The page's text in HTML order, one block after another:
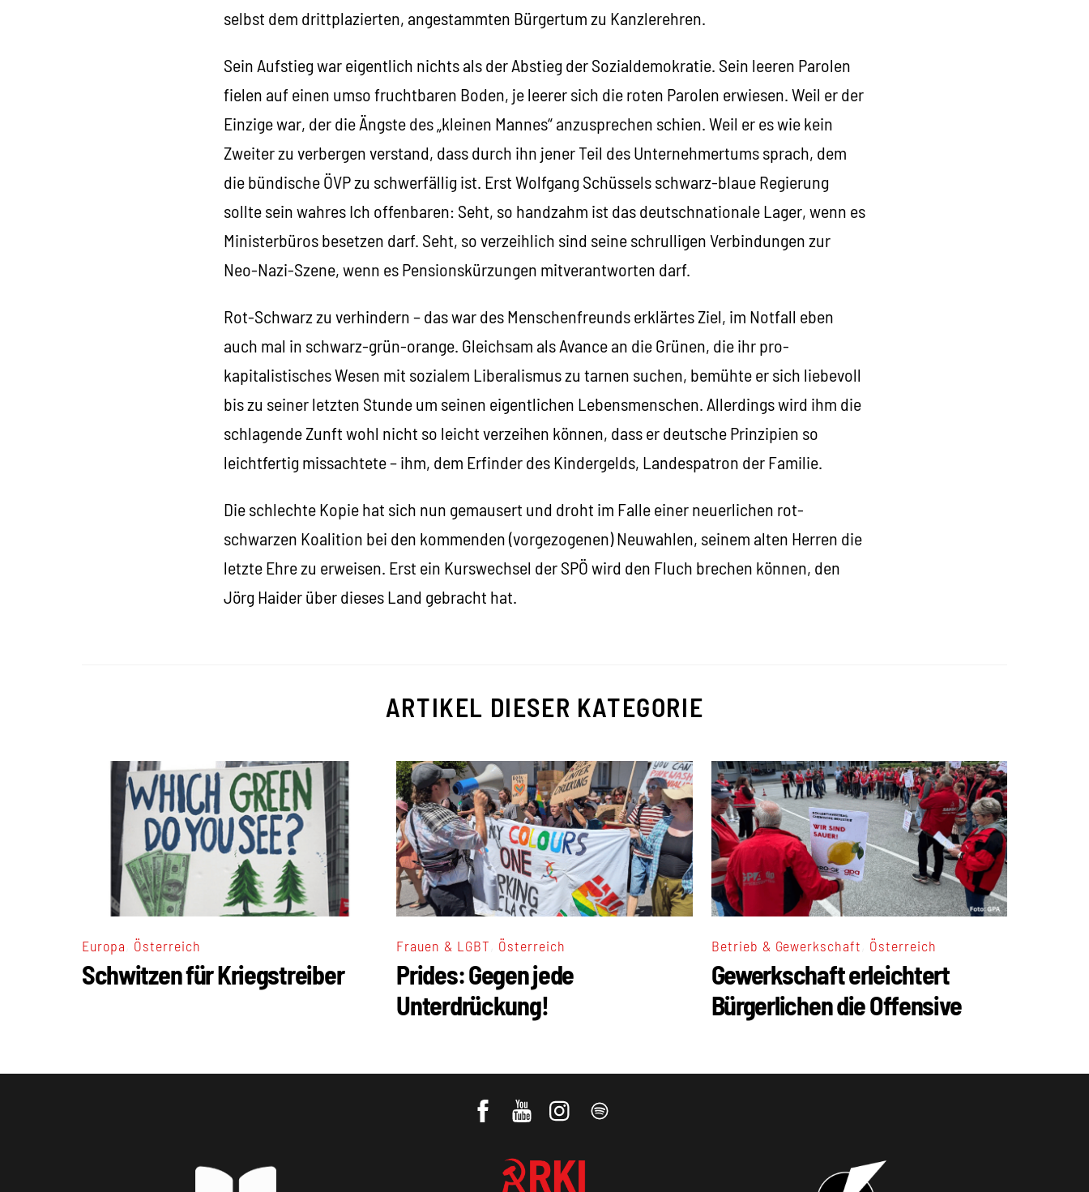
selbst dem drittplazierten, angestammten Bürgertum zu Kanzlerehren.
Sein Aufstieg war eigentlich nichts als der Abstieg der Sozialdemokratie. Sein leeren Parolen
fielen auf einen umso fruchtbaren Boden, je leerer sich die roten Parolen erwiesen. Weil er der
Einzige war, der die Ängste des „kleinen Mannes“ anzusprechen schien. Weil er es wie kein
Zweiter zu verbergen verstand, dass durch ihn jener Teil des Unternehmertums sprach, dem
die bündische ÖVP zu schwerfällig ist. Erst Wolfgang Schüssels schwarz-blaue Regierung
sollte sein wahres Ich offenbaren: Seht, so handzahm ist das deutschnationale Lager, wenn es
Ministerbüros besetzen darf. Seht, so verzeihlich sind seine schrulligen Verbindungen zur
Neo-Nazi-Szene, wenn es Pensionskürzungen mitverantworten darf.
Rot-Schwarz zu verhindern – das war des Menschenfreunds erklärtes Ziel, im Notfall eben
auch mal in schwarz-grün-orange. Gleichsam als Avance an die Grünen, die ihr pro-
kapitalistisches Wesen mit sozialem Liberalismus zu tarnen suchen, bemühte er sich liebevoll
bis zu seiner letzten Stunde um seinen eigentlichen Lebensmenschen. Allerdings wird ihm die
schlagende Zunft wohl nicht so leicht verzeihen können, dass er deutsche Prinzipien so
leichtfertig missachtete – ihm, dem Erfinder des Kindergelds, Landespatron der Familie.
Die schlechte Kopie hat sich nun gemausert und droht im Falle einer neuerlichen rot-
schwarzen Koalition bei den kommenden (vorgezogenen) Neuwahlen, seinem alten Herren die
letzte Ehre zu erweisen. Erst ein Kurswechsel der SPÖ wird den Fluch brechen können, den
Jörg Haider über dieses Land gebracht hat.
ARTIKEL DIESER KATEGORIE
Europa Österreich
Schwitzen für Kriegstreiber
Frauen & LGBT Österreich
Prides: Gegen jede
Unterdrückung!
Betrieb & Gewerkschaft Österreich
Gewerkschaft erleichtert
Bürgerlichen die Offensive